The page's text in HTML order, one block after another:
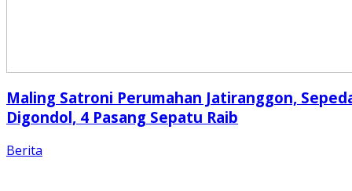
Maling Satroni Perumahan Jatiranggon,
Digondol, 4 Pasang Sepatu Raib
Berita